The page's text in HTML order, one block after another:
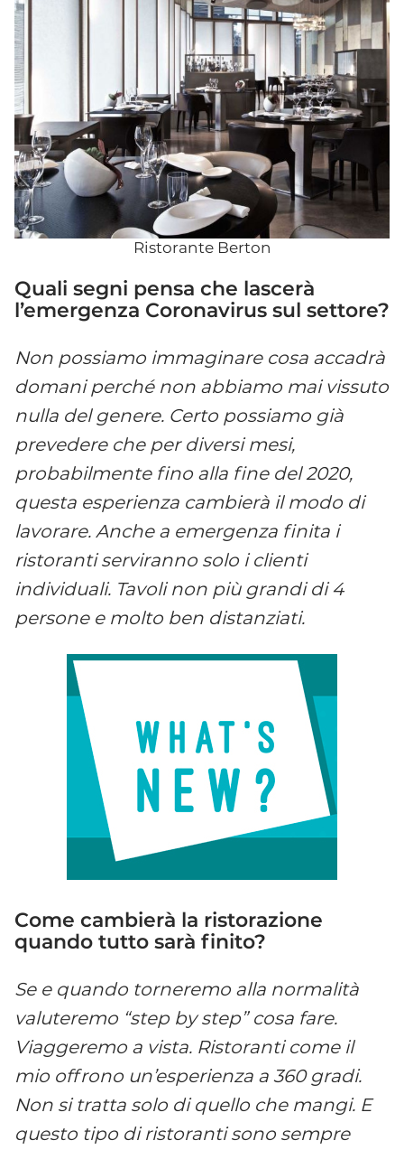
Ristorante Berton
Quali segni pensa che lascerà
l’emergenza Coronavirus sul settore?
Non possiamo immaginare cosa accadrà
domani perchénon abbiamo mai vissuto
nulla del genere. Certo possiamo già
prevedere che per diversi mesi,
probabilmente fino alla fine del 2020,
questa esperienza cambierà il modo di
lavorare. Anche a emergenza finita i
ristoranti serviranno solo i clienti
individuali. Tavoli non piùgrandi di 4
persone e molto ben distanziati.
Come cambierà la ristorazione
quando tutto sarà finito?
Se e quando torneremo alla normalità
valuteremo “step by step” cosa fare.
Viaggeremo a vista. Ristoranti come il
mio offrono un’esperienza a 360 gradi.
Non si tratta solo di quello che mangi. E
questo tipo di ristoranti sono sempre